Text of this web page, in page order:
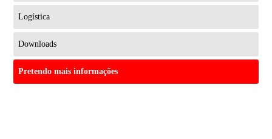
Logística
Downloads
Pretendo mais informações